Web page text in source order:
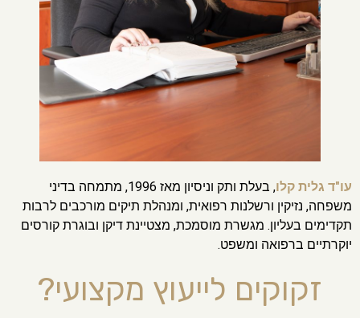
עו"ד גלית קלו
, בעלת ותק וניסיון מאז 1996, מתמחה בדיני
משפחה, נזיקין ורשלנות רפואית, ומנהלת תיקים מורכבים לרבות
תקדימים בעליון. מגשרת מוסמכת, מצטיינת דיקן ובוגרת קורסים
יוקרתיים ברפואה ומשפט.
זקוקים לייעוץ מקצועי?